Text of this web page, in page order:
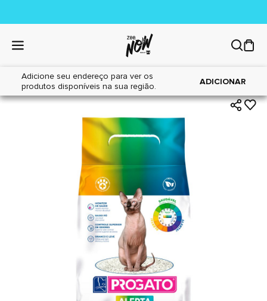
Adicione seu endereço para ver os
produtos disponíveis na sua região.
ADICIONAR
Home|Gatos|Areia Sanitária